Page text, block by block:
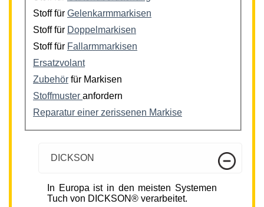
Stoff für Gelenkarmmarkisen
Stoff für Doppelmarkisen
Stoff für Fallarmmarkisen
Ersatzvolant
Zubehör für Markisen
Stoffmuster anfordern
Reparatur einer zerissenen Markise
DICKSON
In Europa ist in den meisten Systemen
Tuch von DICKSON® verarbeitet.